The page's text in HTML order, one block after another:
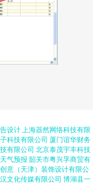
设计 上海器然网络科技有限
科技有限公司 厦门谊华财务
有限公司 北京泰茂宇丰科技
天气预报 韶关市粤兴孚商贸有
意（天津）装饰设计有限公
文化传媒有限公司 博湖县一